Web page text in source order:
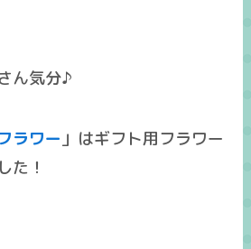
ん気分♪
ラワー」はギフト用フラワー
た！